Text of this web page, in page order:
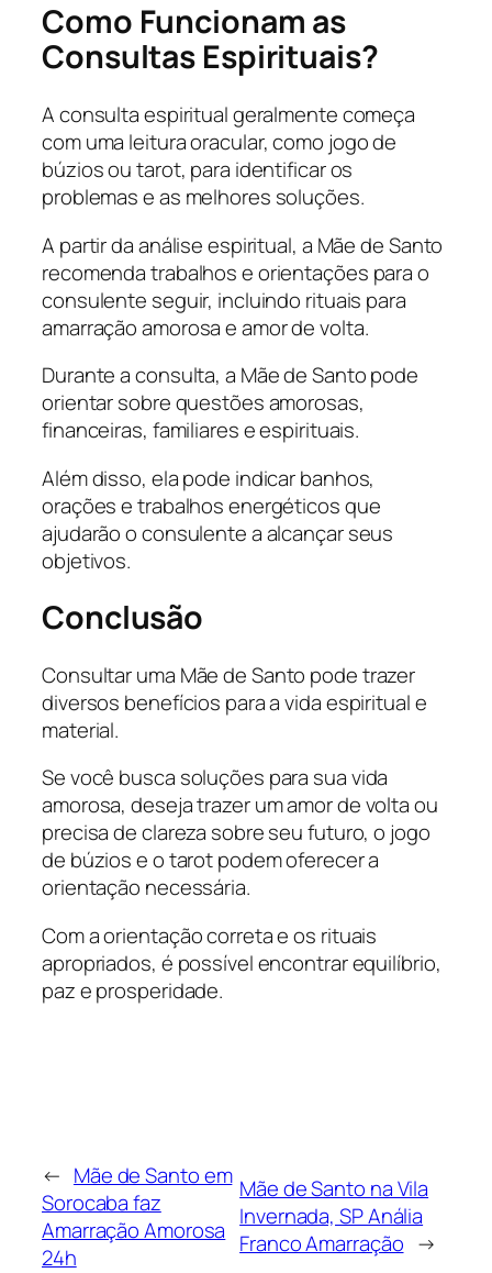
Como Funcionam as
Consultas Espirituais?
A consulta espiritual geralmente começa
com uma leitura oracular, como jogo de
búzios ou tarot, para identificar os
problemas e as melhores soluções.
A partir da análise espiritual, a Mãe de Santo
recomenda trabalhos e orientações para o
consulente seguir, incluindo rituais para
amarração amorosa e amor de volta.
Durante a consulta, a Mãe de Santo pode
orientar sobre questões amorosas,
financeiras, familiares e espirituais.
Além disso, ela pode indicar banhos,
orações e trabalhos energéticos que
ajudarão o consulente a alcançar seus
objetivos.
Conclusão
Consultar uma Mãe de Santo pode trazer
diversos benefícios para a vida espiritual e
material.
Se você busca soluções para sua vida
amorosa, deseja trazer um amor de volta ou
precisa de clareza sobre seu futuro, o jogo
de búzios e o tarot podem oferecer a
orientação necessária.
Com a orientação correta e os rituais
apropriados, é possível encontrar equilíbrio,
paz e prosperidade.
← Mãe de Santo em
Sorocaba faz
Amarração Amorosa
24h
Mãe de Santo na Vila
Invernada, SP Anália
Franco Amarração →